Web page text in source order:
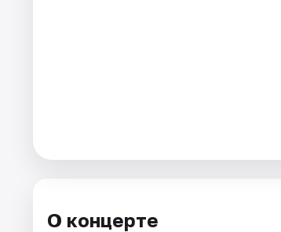
Площадки
О концерте